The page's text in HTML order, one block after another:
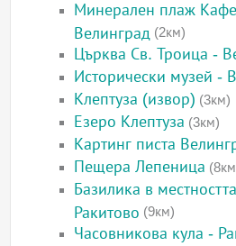
Минерален плаж
Велинград (2км)
Църква Св. Троица -
Исторически музей -
Клептуза (извор) (3км)
Езеро Клептуза (3км)
Картинг писта
Пещера Лепеница
Базилика в
Ракитово (9км)
Часовникова кула -